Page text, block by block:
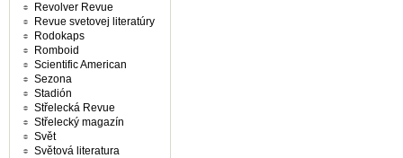
Revolver Revue
Revue svetovej literatúry
Rodokaps
Romboid
Scientific American
Sezona
Stadión
Střelecká Revue
Střelecký magazín
Svět
Světová literatura